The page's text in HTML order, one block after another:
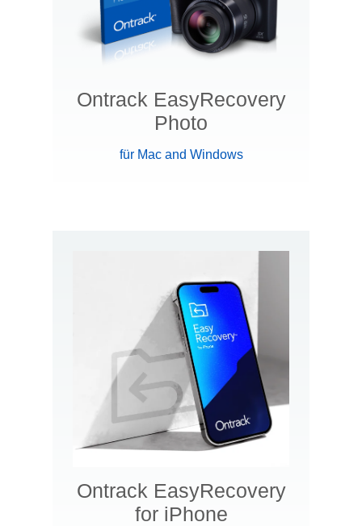
Ontrack EasyRecovery
Photo
für Mac and Windows
Ontrack EasyRecovery
for iPhone